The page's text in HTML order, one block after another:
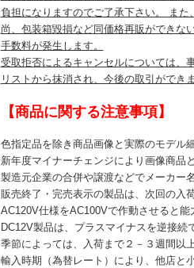
負担になりますのでご了承下さい。 ま
尚、包装箱毀損など同価格再販ができな
手数料が発生します。
受取拒否によるキャンセルについては、
リストから抹消され、今後の取引ができ
【商品に関する注意事項】
色指定品を除き商品画像と実際のモデル
新年度マイナーチェンジにより画像商品
製造元企業の合併や譲渡などでメーカー
販売終了・完売表示の製品は、次回の入
AC120V仕様をAC100Vで作動させると
DC12V製品は、プラスマイナスを逆接
季節によっては、入荷まで２－３週間以
輸入時期（為替レート）により、他店と